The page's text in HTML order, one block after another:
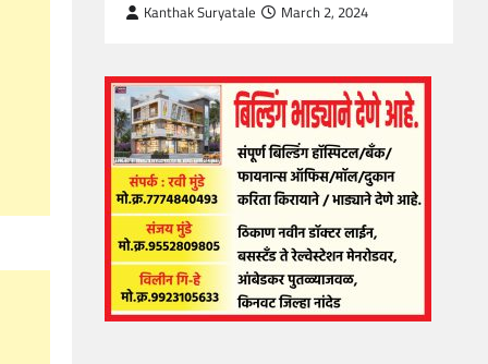
Kanthak Suryatale March 2, 2024